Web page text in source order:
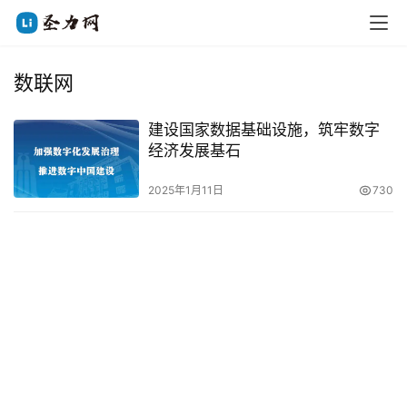
数联网
建设国家数据基础设施，筑牢数字
经济发展基石
2025年1月11日 730